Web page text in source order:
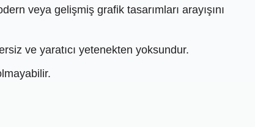
veya gelişmiş grafik tasarımları arayışını
ve yaratıcı yetenekten yoksundur.